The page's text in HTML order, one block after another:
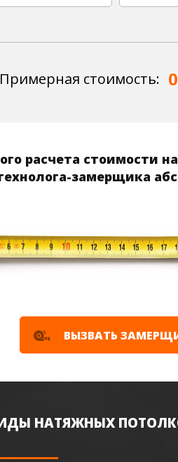
Примерная стоимость: 0
расчета стоимости
замерщика
ВЫЗВАТЬ
НАТЯЖНЫХ